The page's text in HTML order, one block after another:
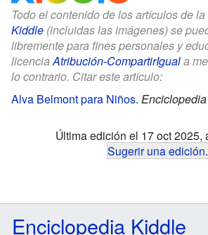
Todo el contenido de los artículos de la
Kiddle (incluidas las imágenes) se
libremente para fines personales y
licenciaAtribución-CompartirIguala
lo contrario. Citar este artículo:
Alva Belmont para Niños.
Última edición el 17 oct 2025,
Sugerir una edición.
Enciclopedia Kiddle